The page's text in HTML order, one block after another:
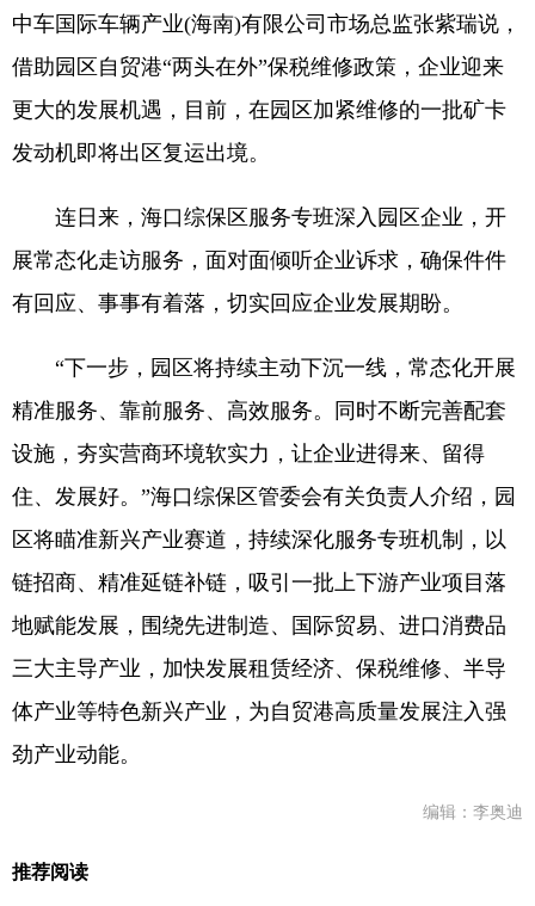
中车国际车辆产业(海南)有限公司市场总监张紫瑞说，
借助园区自贸港“两头在外”保税维修政策，企业迎来
更大的发展机遇，目前，在园区加紧维修的一批矿卡
发动机即将出区复运出境。
连日来，海口综保区服务专班深入园区企业，开
展常态化走访服务，面对面倾听企业诉求，确保件件
有回应、事事有着落，切实回应企业发展期盼。
“下一步，园区将持续主动下沉一线，常态化开展
精准服务、靠前服务、高效服务。同时不断完善配套
设施，夯实营商环境软实力，让企业进得来、留得
住、发展好。”海口综保区管委会有关负责人介绍，园
区将瞄准新兴产业赛道，持续深化服务专班机制，以
链招商、精准延链补链，吸引一批上下游产业项目落
地赋能发展，围绕先进制造、国际贸易、进口消费品
三大主导产业，加快发展租赁经济、保税维修、半导
体产业等特色新兴产业，为自贸港高质量发展注入强
劲产业动能。
编辑：李奥迪
推荐阅读